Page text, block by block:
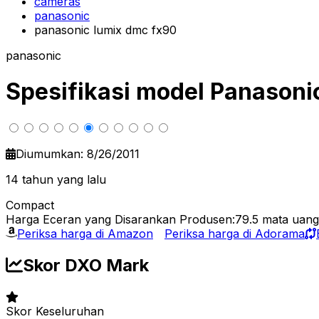
panasonic
panasonic lumix dmc fx90
panasonic
Spesifikasi model
Diumumkan: 8/26/2011
14 tahun yang lalu
Compact
Harga Eceran yang Disarankan Produsen:79.5 mata
Periksa harga di Amazon
Periksa harga di Adorama
Skor DXO Mark
Skor Keseluruhan